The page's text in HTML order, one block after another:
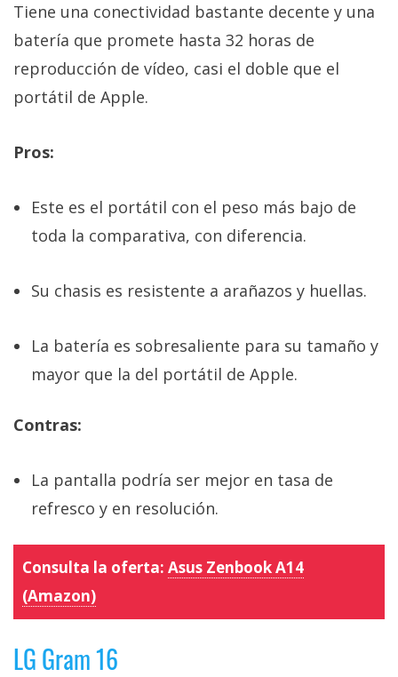
Tiene una conectividad bastante decente y una
batería que promete hasta 32 horas de
reproducción de vídeo, casi el doble que el
portátil de Apple.
Pros:
Este es el portátil con el peso más bajo de
toda la comparativa, con diferencia.
Su chasis es resistente a arañazos y huellas.
La batería es sobresaliente para su tamaño y
mayor que la del portátil de Apple.
Contras:
La pantalla podría ser mejor en tasa de
refresco y en resolución.
Consulta la oferta: Asus Zenbook A14
(Amazon)
LG Gram 16